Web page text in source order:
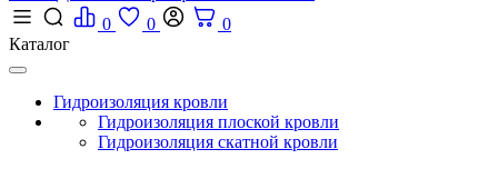
0
0
0
Каталог
Гидроизоляция кровли
Гидроизоляция плоской кровли
Гидроизоляция скатной кровли